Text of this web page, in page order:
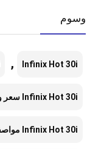
وسوم
Infinix Hot 30i
,
Infinix Hot 30i سعر ومواصفات
Infinix Hot 30i مواصفات